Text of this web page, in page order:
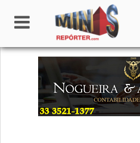
Home
Institucional